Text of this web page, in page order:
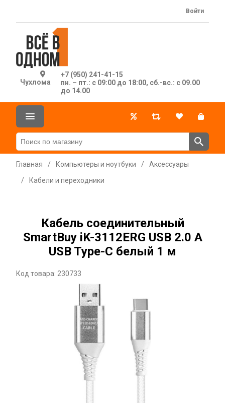
Чухлома
+7 (950) 241-41-15
пн. – пт.: с 09:00 до 18:00, сб.-вс.: с 09.00
до 14.00
Войти
Главная / Компьютеры и ноутбуки /
Аксессуары
/
Кабели и переходники
Кабель соединительный
SmartBuy iK-3112ERG USB 2.0 A
USB Type-C белый 1 м
Код товара: 230733